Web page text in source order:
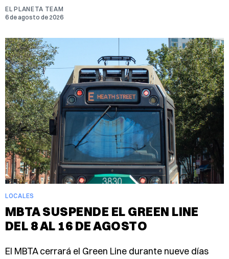
EL PLANETA TEAM
6 de agosto de 2026
LOCALES
MBTA SUSPENDE EL GREEN LINE
DEL 8 AL 16 DE AGOSTO
El MBTA cerrará el Green Line durante nueve días